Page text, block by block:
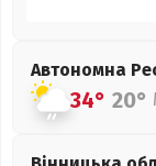
Автономна
34° 20°